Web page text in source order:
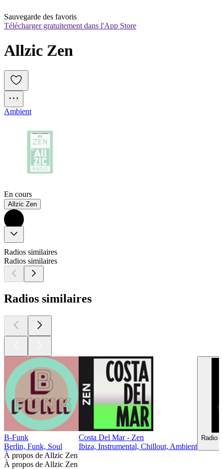
Sauvegarde des favoris
Télécharger gratuitement dans l'App Store
Allzic Zen
Ambient
En cours
Allzic Zen
Radios similaires
Radios similaires
Radios similaires
B-Funk
Berlin, Funk, Soul
Costa Del Mar - Zen
Ibiza, Instrumental, Chillout, Ambient
Radio
À propos de Allzic Zen
À propos de Allzic Zen